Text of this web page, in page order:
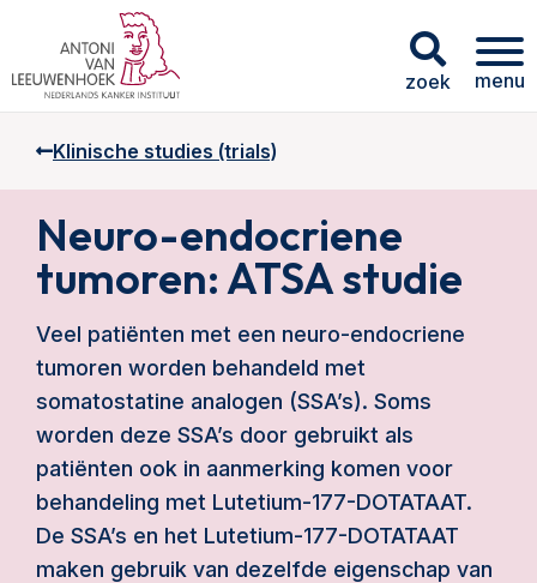
zoek menu
Klinische studies (trials)
Neuro-endocriene
tumoren: ATSA studie
Veel patiënten met een neuro-endocriene
tumoren worden behandeld met
somatostatine analogen (SSA’s). Soms
worden deze SSA’s door gebruikt als
patiënten ook in aanmerking komen voor
behandeling met Lutetium-177-DOTATAAT.
De SSA’s en het Lutetium-177-DOTATAAT
maken gebruik van dezelfde eigenschap van